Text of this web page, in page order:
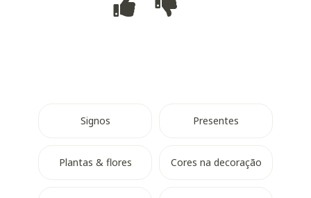
Signos Presentes
Plantas & flores Cores na decoração